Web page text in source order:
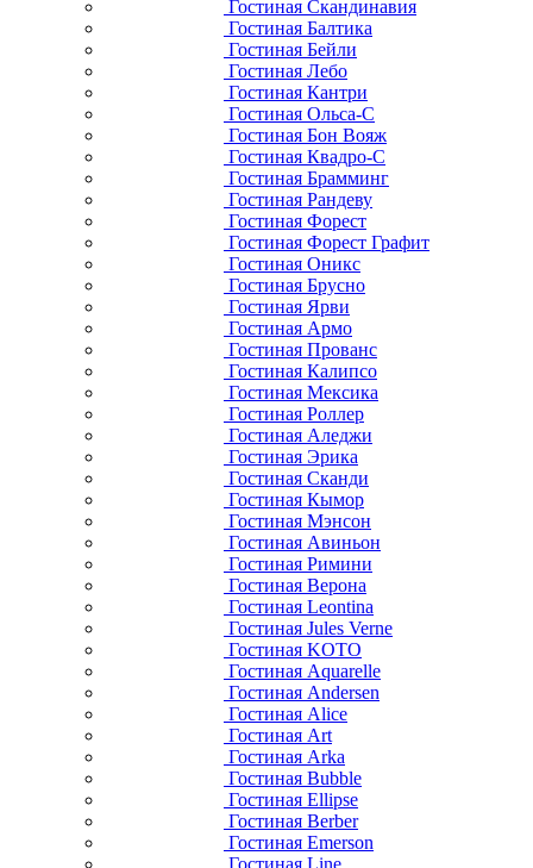
Гостиная Скандинавия
Гостиная Балтика
Гостиная Бейли
Гостиная Лебо
Гостиная Кантри
Гостиная Ольса-С
Гостиная Бон Вояж
Гостиная Квадро-С
Гостиная Брамминг
Гостиная Рандеву
Гостиная Форест
Гостиная Форест Графит
Гостиная Оникс
Гостиная Брусно
Гостиная Ярви
Гостиная Армо
Гостиная Прованс
Гостиная Калипсо
Гостиная Мексика
Гостиная Роллер
Гостиная Аледжи
Гостиная Эрика
Гостиная Сканди
Гостиная Кымор
Гостиная Мэнсон
Гостиная Авиньон
Гостиная Римини
Гостиная Верона
Гостиная Leontina
Гостиная Jules Verne
Гостиная KOTO
Гостиная Aquarelle
Гостиная Andersen
Гостиная Alice
Гостиная Art
Гостиная Arka
Гостиная Bubble
Гостиная Ellipse
Гостиная Berber
Гостиная Emerson
Гостиная Line